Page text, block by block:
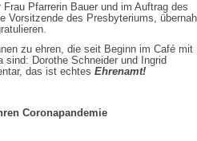
Pfarrerin Bauer und im Auftrag des
Vorsitzende des Presbyteriums,
zu ehren, die seit Beginn im Café mit
Dorothe Schneider und Ingrid
das ist echtes Ehrenamt!
Coronapandemie